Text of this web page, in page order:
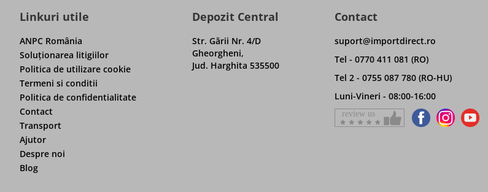
Linkuri utile
ANPC România
Soluţionarea litigiilor
Politica de utilizare cookie
Termeni si conditii
Politica de confidentialitate
Contact
Transport
Ajutor
Despre noi
Blog
Depozit Central
Str. Gării Nr. 4/D
Gheorgheni,
Jud. Harghita 535500
Contact
suport@importdirect.ro
Tel - 0770 411 081 (RO)
Tel 2 - 0755 087 780 (RO-HU)
Luni-Vineri - 08:00-16:00